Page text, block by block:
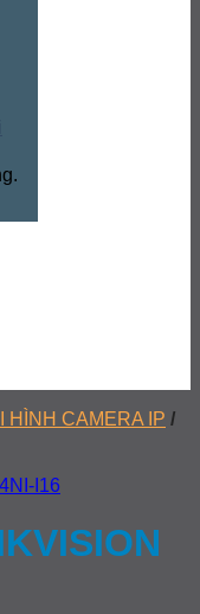
HÌNH CAMERA IP /